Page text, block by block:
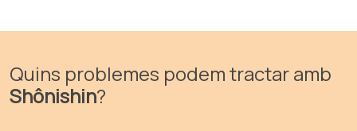
Quins problemes podem tractar amb
Shônishin?